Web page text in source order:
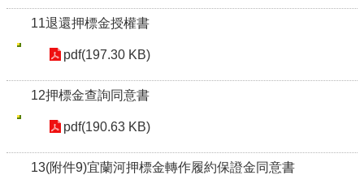
11退還押標金授權書
pdf(197.30 KB)
12押標金查詢同意書
pdf(190.63 KB)
13(附件9)宜蘭河押標金轉作履約保證金同意書